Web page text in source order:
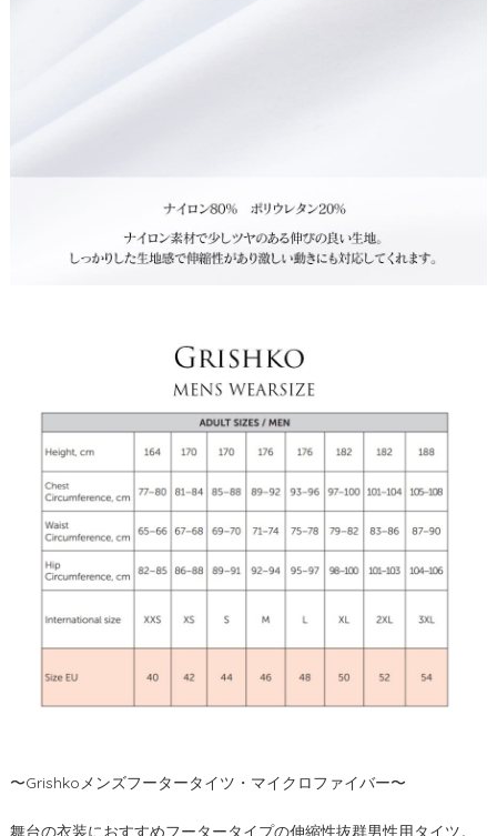
〜Grishkoメンズフータータイツ・マイクロファイバー〜
舞台の衣装におすすめフータータイプの伸縮性抜群男性用タイツ。